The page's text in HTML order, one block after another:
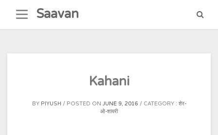
content
Saavan
Kahani
BY PIYUSH POSTED ON JUNE 9, 2016 CATEGORY : शेर-
ओ-शायरी